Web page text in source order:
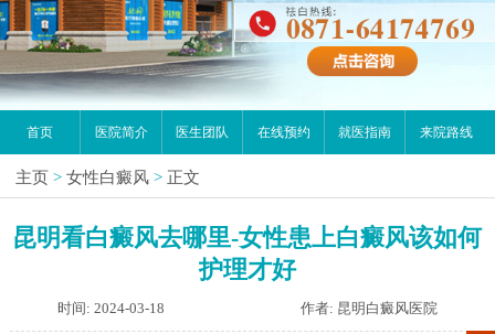
首页 医院简介 医生团队 在线预约 就医指南 来院路线
主页 > 女性白癜风 > 正文
昆明看白癜风去哪里-女性患上白癜风该如何
护理才好
时间: 2024-03-18 作者: 昆明白癜风医院